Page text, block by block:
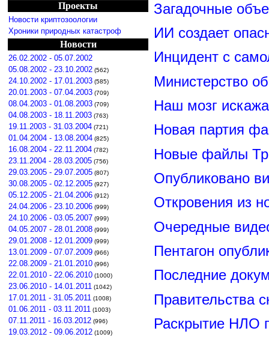
Проекты
Новости криптозоологии
Хроники природных катастроф
Новости
26.02.2002 - 05.07.2002
05.08.2002 - 23.10.2002 (562)
24.10.2002 - 17.01.2003 (585)
20.01.2003 - 07.04.2003 (709)
08.04.2003 - 01.08.2003 (709)
04.08.2003 - 18.11.2003 (763)
19.11.2003 - 31.03.2004 (721)
01.04.2004 - 13.08.2004 (825)
16.08.2004 - 22.11.2004 (782)
23.11.2004 - 28.03.2005 (756)
29.03.2005 - 29.07.2005 (807)
30.08.2005 - 02.12.2005 (927)
05.12.2005 - 21.04.2006 (912)
24.04.2006 - 23.10.2006 (999)
24.10.2006 - 03.05.2007 (999)
04.05.2007 - 28.01.2008 (999)
29.01.2008 - 12.01.2009 (999)
13.01.2009 - 07.07.2009 (966)
22.08.2009 - 21.01.2010 (996)
22.01.2010 - 22.06.2010 (1000)
23.06.2010 - 14.01.2011 (1042)
17.01.2011 - 31.05.2011 (1008)
01.06.2011 - 03.11.2011 (1003)
07.11.2011 - 16.03.2012 (996)
19.03.2012 - 09.06.2012 (1009)
Загадочные
ИИ создает
Инцидент с
Министерство
Наш мозг
Новая партия
Новые файлы
Опубликовано
Откровения из
Очередные
Пентагон
Последние
Правительства
Раскрытие НЛО